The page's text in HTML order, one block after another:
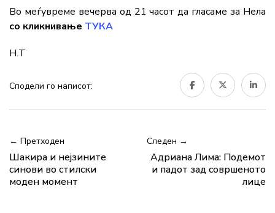
Во меѓувреме вечерва од 21 часот да гласаме за Нела
со кликнивање ТУКА
Н.Т
Сподели го написот:
← Претходен
Шакира и нејзините
синови во стилски
моден момент
Следен →
Адриана Лима: Подемот
и падот зад совршеното
лице